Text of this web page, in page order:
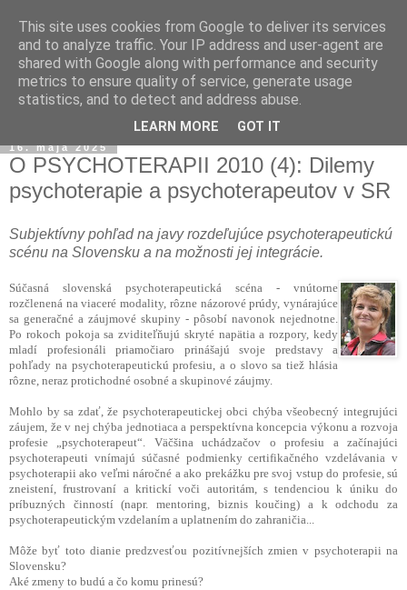
16. mája 2025
O PSYCHOTERAPII 2010 (4): Dilemy
psychoterapie a psychoterapeutov v SR
Subjektívny pohľad na javy rozdeľujúce psychoterapeutickú
scénu na Slovensku a na možnosti jej integrácie.
Súčasná slovenská psychoterapeutická scéna - vnútorne
rozčlenená na viaceré modality, rôzne názorové prúdy, vynárajúce
sa generačné a záujmové skupiny - pôsobí navonok nejednotne.
Po rokoch pokoja sa zviditeľňujú skryté napätia a rozpory, kedy
mladí profesionáli priamočiaro prinášajú svoje predstavy a
pohľady na psychoterapeutickú profesiu, a o slovo sa tiež hlásia
rôzne, neraz protichodné osobné a skupinové záujmy.
Mohlo by sa zdať, že psychoterapeutickej obci chýba všeobecný integrujúci
záujem, že v nej chýba jednotiaca a perspektívna koncepcia výkonu a rozvoja
profesie „psychoterapeut“. Väčšina uchádzačov o profesiu a začínajúci
psychoterapeuti vnímajú súčasné podmienky certifikačného vzdelávania v
psychoterapii ako veľmi náročné a ako prekážku pre svoj vstup do profesie, sú
zneistení, frustrovaní a kritickí voči autoritám, s tendenciou k úniku do
príbuzných činností (napr. mentoring, biznis koučing) a k odchodu za
psychoterapeutickým vzdelaním a uplatnením do zahraničia...
Môže byť toto dianie predzvesťou pozitívnejších zmien v psychoterapii na
Slovensku?
Aké zmeny to budú a čo komu prinesú?
This site uses cookies from Google to deliver its services
and to analyze traffic. Your IP address and user-agent are
shared with Google along with performance and security
metrics to ensure quality of service, generate usage
statistics, and to detect and address abuse.
LEARN MORE GOT IT